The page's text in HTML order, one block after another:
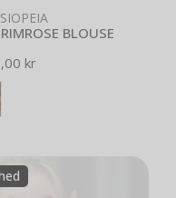
Vælg muligheder
BLOUSE
kr